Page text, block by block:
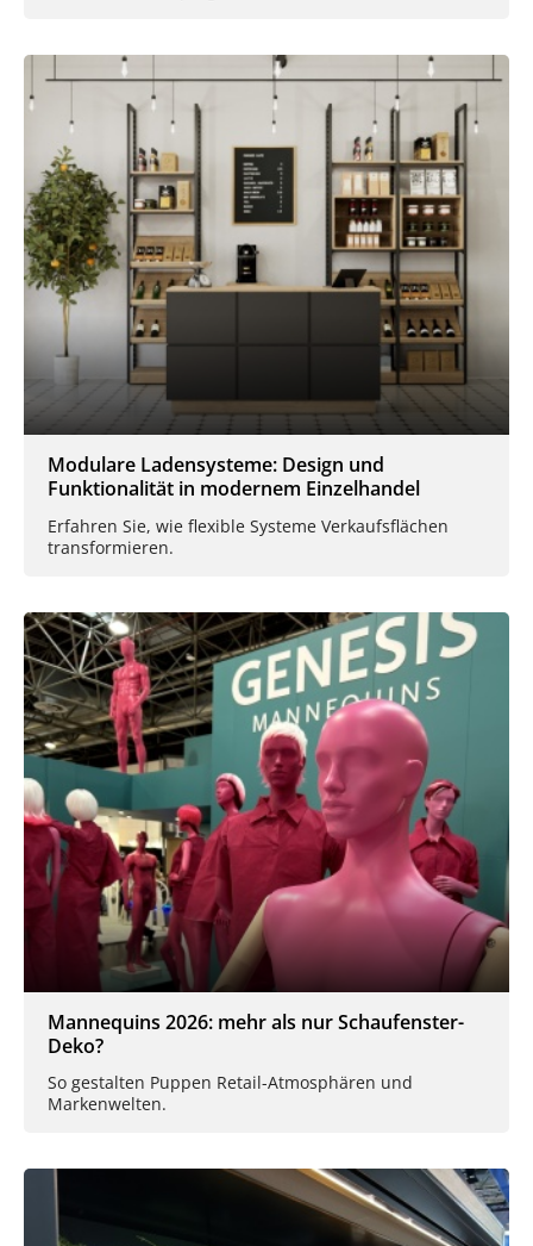
Modulare Ladensysteme: Design und
Funktionalität in modernem Einzelhandel
Erfahren Sie, wie flexible Systeme Verkaufsflächen
transformieren.
Mannequins 2026: mehr als nur Schaufenster-
Deko?
So gestalten Puppen Retail-Atmosphären und
Markenwelten.